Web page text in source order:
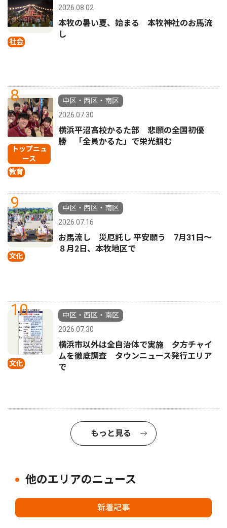
社会
2026.08.02
本牧の暑い夏、始まる 本牧神社のお馬流
し
8
トップニュ
ース
教育
中区・西区・南区
2026.07.30
横浜平沼高校かるた部 悲願の全国初優
勝 「全員かるた」で栄光掴む
9
文化
中区・西区・南区
2026.07.16
お馬流し 災厄託し 平安願う 7月31日〜
８月2日、本牧地区で
10
文化
中区・西区・南区
2026.07.30
横浜市以外は全自治体で実施 夕方チャイ
ムを徹底調査 タウンニュース発行エリア
で
もっと見る
他のエリアのニュース
新着記事